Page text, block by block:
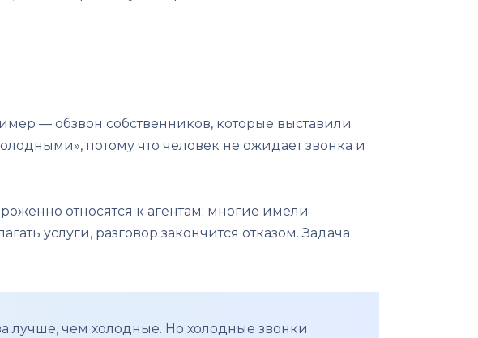
— обзвон собственников, которые выставили
потому что человек не ожидает звонка и
относятся к агентам: многие имели
услуги, разговор закончится отказом. Задача
лучше, чем холодные. Но холодные звонки